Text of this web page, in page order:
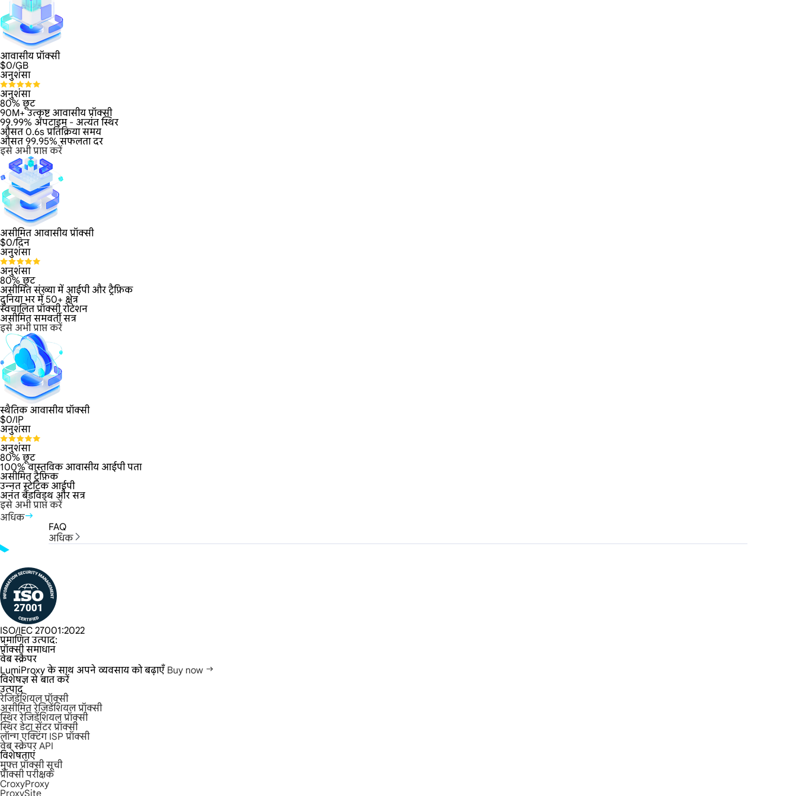
आवासीय प्रॉक्सी
$0/GB
अनुशंसा
अनुशंसा
80% छूट
90M+ उत्कृष्ट आवासीय प्रॉक्सी
99.99% अपटाइम - अत्यंत स्थिर
औसत 0.6s प्रतिक्रिया समय
औसत 99.95% सफलता दर
इसे अभी प्राप्त करें
असीमित आवासीय प्रॉक्सी
$0/दिन
अनुशंसा
अनुशंसा
80% छूट
असीमित संख्या में आईपी और ट्रैफ़िक
दुनिया भर में 50+ क्षेत्र
स्वचालित प्रॉक्सी रोटेशन
असीमित समवर्ती सत्र
इसे अभी प्राप्त करें
स्थैतिक आवासीय प्रॉक्सी
$0/IP
अनुशंसा
अनुशंसा
80% छूट
100% वास्तविक आवासीय आईपी पता
असीमित ट्रैफ़िक
उन्नत स्टेटिक आईपी
अनंत बैंडविड्थ और सत्र
इसे अभी प्राप्त करें
अधिक
FAQ
अधिक
ISO/IEC 27001:2022
प्रमाणित उत्पाद:
प्रॉक्सी समाधान
वेब स्क्रैपर
LumiProxy के साथ अपने व्यवसाय को बढ़ाएँ Buy now
विशेषज्ञ से बात करें
उत्पाद
रेजिडेंशियल प्रॉक्सी
असीमित रेजिडेंशियल प्रॉक्सी
स्थिर रेजिडेंशियल प्रॉक्सी
स्थिर डेटा सेंटर प्रॉक्सी
लॉन्ग एक्टिंग ISP प्रॉक्सी
वेब स्क्रेपर API
विशेषताएं
मुफ्त प्रॉक्सी सूची
प्रॉक्सी परीक्षक
CroxyProxy
ProxySite